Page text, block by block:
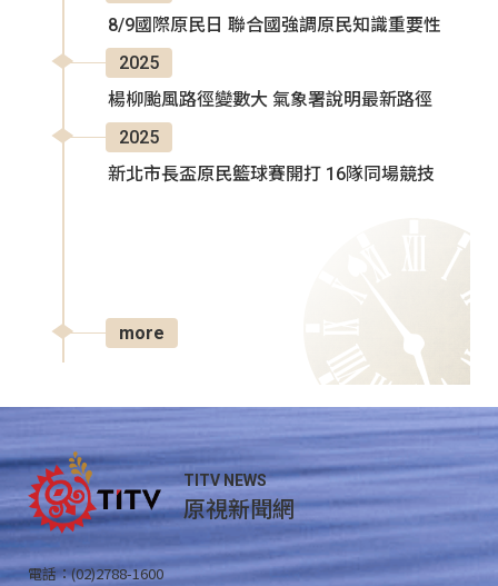
8/9國際原民日 聯合國強調原民知識重要性
2025
楊柳颱風路徑變數大 氣象署說明最新路徑
2025
新北市長盃原民籃球賽開打 16隊同場競技
more
TITV NEWS
原視新聞網
電話：(02)2788-1600